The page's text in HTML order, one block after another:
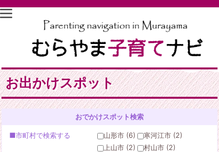
お出かけスポット
おでかけスポット検索
■市町村で検索する 山形市 (6)
寒河江市 (2)
上山市 (2)
村山市 (2)